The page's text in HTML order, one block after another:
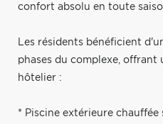
confort absolu en toute
Les résidents bénéficient
phases du complexe, offrant
hôtelier :
* Piscine extérieure chauffée